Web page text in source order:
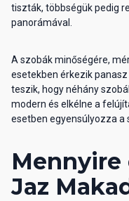
tiszták, többségük pedig
panorámával.
A szobák minőségére,
esetekben érkezik
teszik, hogy néhány
modern és elkélne a
esetben egyensúlyozza a
Mennyire
Jaz